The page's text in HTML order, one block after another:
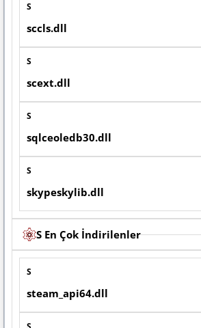
S
sccls.dll
S
scext.dll
S
sqlceoledb30.dll
S
skypeskylib.dll
S En Çok İndirilenler
S
steam_api64.dll